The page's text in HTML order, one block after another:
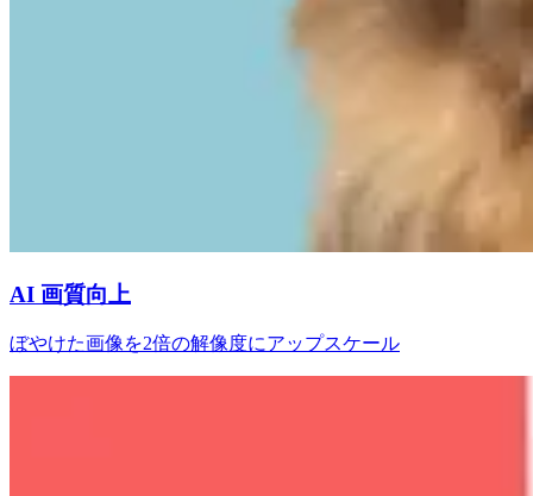
AI 画質向上
ぼやけた画像を2倍の解像度にアップスケール